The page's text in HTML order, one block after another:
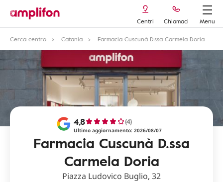
Centri Chiamaci
Menu
Cerca centro
Catania Farmacia Cuscunà D.ssa Carmela Doria
Farmacia Cuscunà D.ssa
Carmela Doria
4,8 (4)
Ultimo aggiornamento: 2026/08/07
Piazza Ludovico Buglio, 32